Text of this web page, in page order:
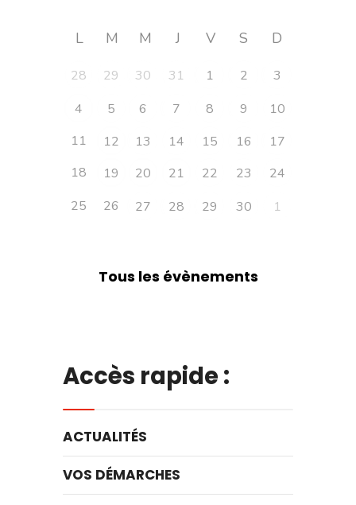
L M M J V S D
28 29 30 31 1 2
3
4
5 6 7 8 9
10
11
12 13 14 15 16
17
18
19 20 21 22 23
24
25
26 27 28 29 30 1
Tous les évènements
Accès rapide :
ACTUALITÉS
VOS DÉMARCHES